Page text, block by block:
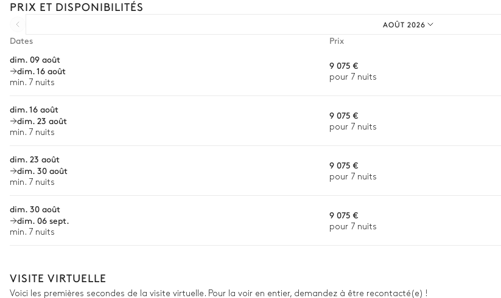
10 places
Ouverte
Lave vaisselle
Four à micro-ondes
Balcon
Bouilloire
Chambre
TV
Lit double inséparable
Chef à domicile
Personnel de maison supplémentaire
Babysitter
Moniteur de ski particulier
Ski-fitting à domicile
Chiens de traîneau
PRIX ET DISPONIBILITÉS
AOÛT 2026
Dates
Prix
dim. 09 août
dim. 16 août
min. 7 nuits
9 075 €
pour 7 nuits
dim. 16 août
dim. 23 août
min. 7 nuits
9 075 €
pour 7 nuits
dim. 23 août
dim. 30 août
min. 7 nuits
9 075 €
pour 7 nuits
dim. 30 août
dim. 06 sept.
min. 7 nuits
9 075 €
pour 7 nuits
VISITE VIRTUELLE
Voici les premières secondes de la visite virtuelle. Pour la voir en entier, demandez à être recontacté(e) !